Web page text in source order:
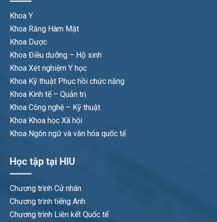
Khoa Y
Khoa Răng Hàm Mặt
Khoa Dược
Khoa Điều dưỡng – Hộ sinh
Khoa Xét nghiệm Y học
Khoa Kỹ thuật Phục hồi chức năng
Khoa Kinh tế – Quản trị
Khoa Công nghệ – Kỹ thuật
Khoa Khoa học Xã hội
Khoa Ngôn ngữ và văn hóa quốc tế
Học tập tại HIU
Chương trình Cử nhân
Chương trình tiếng Anh
Chương trình Liên kết Quốc tế